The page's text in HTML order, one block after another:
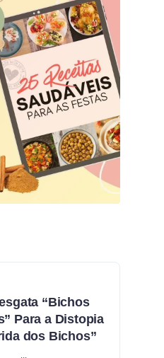
“Bichos
Para a Distopia
dos Bichos”